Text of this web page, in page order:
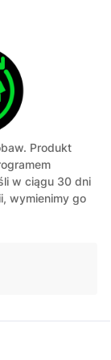
Produkt
w ciągu 30 dni
wymienimy go